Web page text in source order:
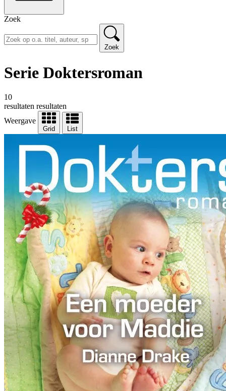
Zoek
Zoek
Serie Doktersroman
10
resultaten resultaten
Weergave
Grid List